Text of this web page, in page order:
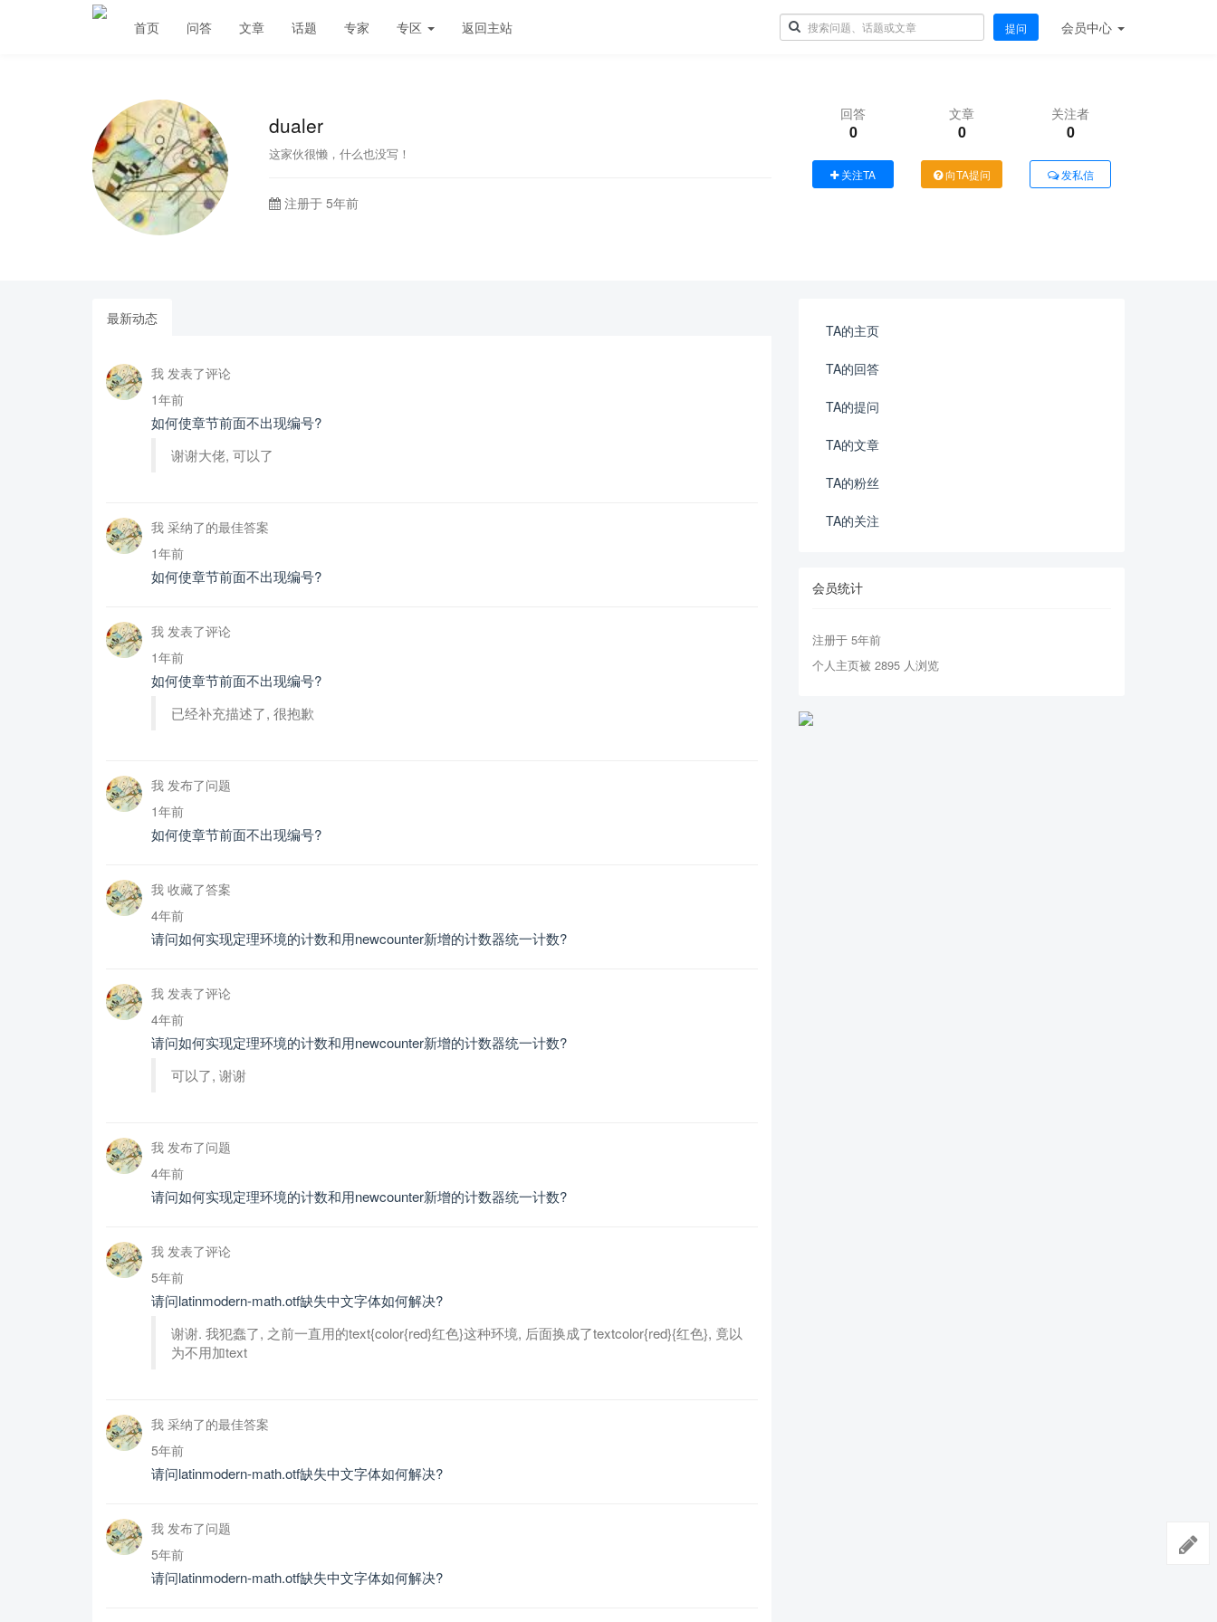
首页 问答 文章 话题 专家 专区 返回主站 提问 会员中心
dualer
这家伙很懒，什么也没写！
注册于 5年前
回答
0
文章
0
关注者
0
关注TA 向TA提问 发私信
最新动态
我 发表了评论
1年前
如何使章节前面不出现编号?
谢谢大佬, 可以了
我 采纳了的最佳答案
1年前
如何使章节前面不出现编号?
我 发表了评论
1年前
如何使章节前面不出现编号?
已经补充描述了, 很抱歉
我 发布了问题
1年前
如何使章节前面不出现编号?
我 收藏了答案
4年前
请问如何实现定理环境的计数和用newcounter新增的计数器统一计数?
我 发表了评论
4年前
请问如何实现定理环境的计数和用newcounter新增的计数器统一计数?
可以了, 谢谢
我 发布了问题
4年前
请问如何实现定理环境的计数和用newcounter新增的计数器统一计数?
我 发表了评论
5年前
请问latinmodern-math.otf缺失中文字体如何解决?
谢谢. 我犯蠢了, 之前一直用的text{color{red}红色}这种环境, 后面换成了textcolor{red}{红色}, 竟以
为不用加text
我 采纳了的最佳答案
5年前
请问latinmodern-math.otf缺失中文字体如何解决?
我 发布了问题
5年前
请问latinmodern-math.otf缺失中文字体如何解决?
TA的主页
TA的回答
TA的提问
TA的文章
TA的粉丝
TA的关注
会员统计
注册于 5年前
个人主页被 2895 人浏览